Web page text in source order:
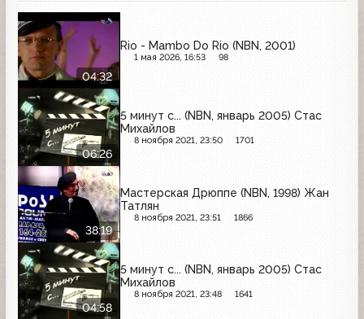
04:32
Rio - Mambo Do Rio (NBN, 2001)
1 мая 2026, 16:53 98
06:26
5 минут с... (NBN, январь 2005) Стас
Михайлов
8 ноября 2021, 23:50 1701
38:19
Мастерская Дрюппе (NBN, 1998) Жан
Татлян
8 ноября 2021, 23:51 1866
04:58
5 минут с... (NBN, январь 2005) Стас
Михайлов
8 ноября 2021, 23:48 1641